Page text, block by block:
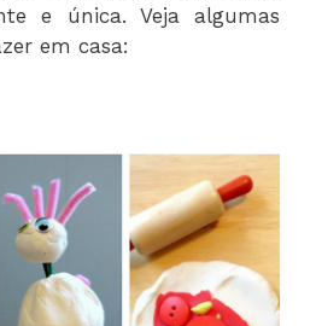
e única. Veja algumas
em casa: